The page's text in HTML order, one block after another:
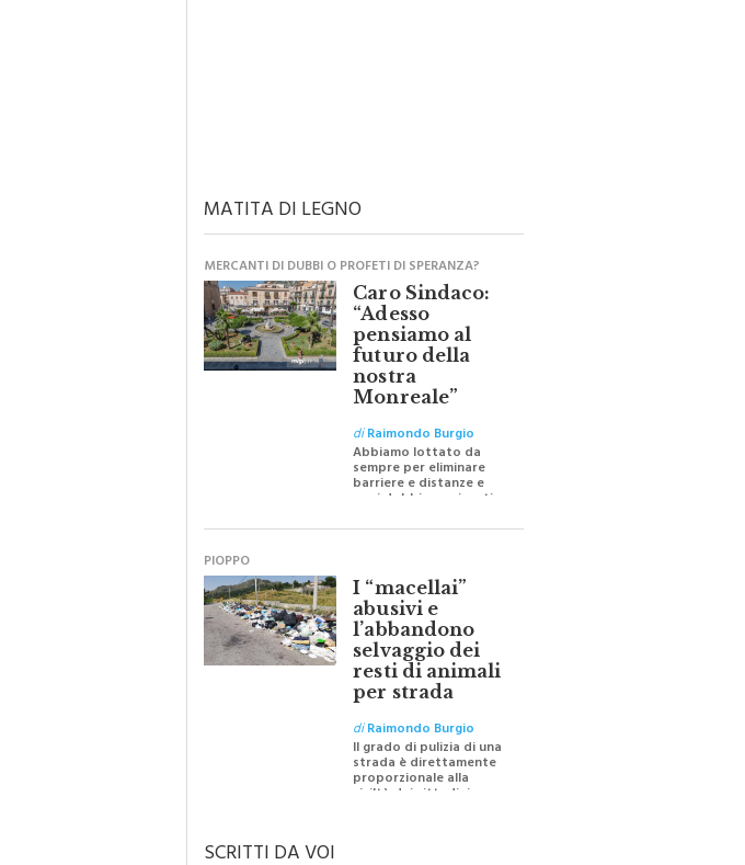
MATITA DI LEGNO
MERCANTI DI DUBBI O PROFETI DI SPERANZA?
Caro Sindaco:
“Adesso
pensiamo al
futuro della
nostra
Monreale”
diRaimondo Burgio
Abbiamo lottato da
sempre per eliminare
barriere e distanze e
oggi dobbiamo ripartire
PIOPPO
I “macellai”
abusivi e
l’abbandono
selvaggio dei
resti di animali
per strada
diRaimondo Burgio
Il grado di pulizia di una
strada è direttamente
proporzionale alla
civiltà dei cittadini
SCRITTI DA VOI